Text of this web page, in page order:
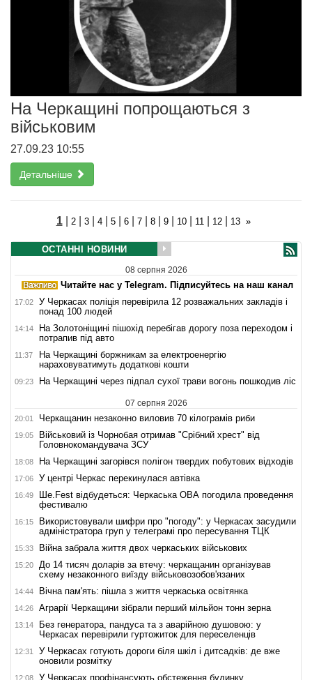
На Черкащині попрощаються з
військовим
27.09.23 10:55
Детальніше
1| 2| 3| 4| 5| 6| 7| 8| 9| 10| 11 12| 13 »
ОСТАННІ НОВИНИ
08 серпня 2026
Читайте нас у Telegram. Підписуйтесь на наш канал
17:02
У Черкасах поліція перевірила 12 розважальних закладів і
понад 100 людей
14:14
На Золотоніщині пішохід перебігав дорогу поза переходом і
потрапив під авто
11:37
На Черкащині боржникам за електроенергію
нараховуватимуть додаткові кошти
09:23 На Черкащині через підпал сухої трави вогонь пошкодив ліс
07 серпня 2026
20:01 Черкащанин незаконно виловив 70 кілограмів риби
19:05
Військовий із Чорнобая отримав "Срібний хрест" від
Головнокомандувача ЗСУ
18:08 На Черкащині загорівся полігон твердих побутових відходів
17:06 У центрі Черкас перекинулася автівка
16:49
Ше.Fest відбудеться: Черкаська ОВА погодила проведення
фестивалю
16:15
Використовували шифри про "погоду": у Черкасах засудили
адміністратора груп у телеграмі про пересування ТЦК
15:33 Війна забрала життя двох черкаських військових
15:20
До 14 тисяч доларів за втечу: черкащанин організував
схему незаконного виїзду військовозобов'язаних
14:44 Вічна пам'ять: пішла з життя черкаська освітянка
14:26 Аграрії Черкащини зібрали перший мільйон тонн зерна
13:14
Без генератора, пандуса та з аварійною душовою: у
Черкасах перевірили гуртожиток для переселенців
12:31
У Черкасах готують дороги біля шкіл і дитсадків: де вже
оновили розмітку
12:08 У Черкасах профінансують обстеження будинку,